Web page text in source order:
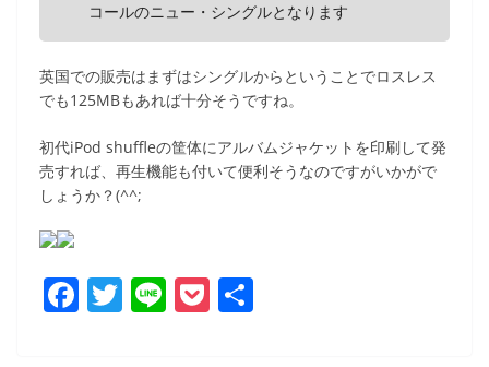
コールのニュー・シングルとなります
英国での販売はまずはシングルからということでロスレス
でも125MBもあれば十分そうですね。
初代iPod shuffleの筐体にアルバムジャケットを印刷して発
売すれば、再生機能も付いて便利そうなのですがいかがで
しょうか？(^^;
F T Li P